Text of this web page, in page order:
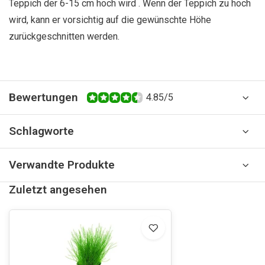
Teppich der 6-15 cm hoch wird . Wenn der Teppich zu hoch
wird, kann er vorsichtig auf die gewünschte Höhe
zurückgeschnitten werden.
Bewertungen 4.85/5
Schlagworte
Verwandte Produkte
Zuletzt angesehen